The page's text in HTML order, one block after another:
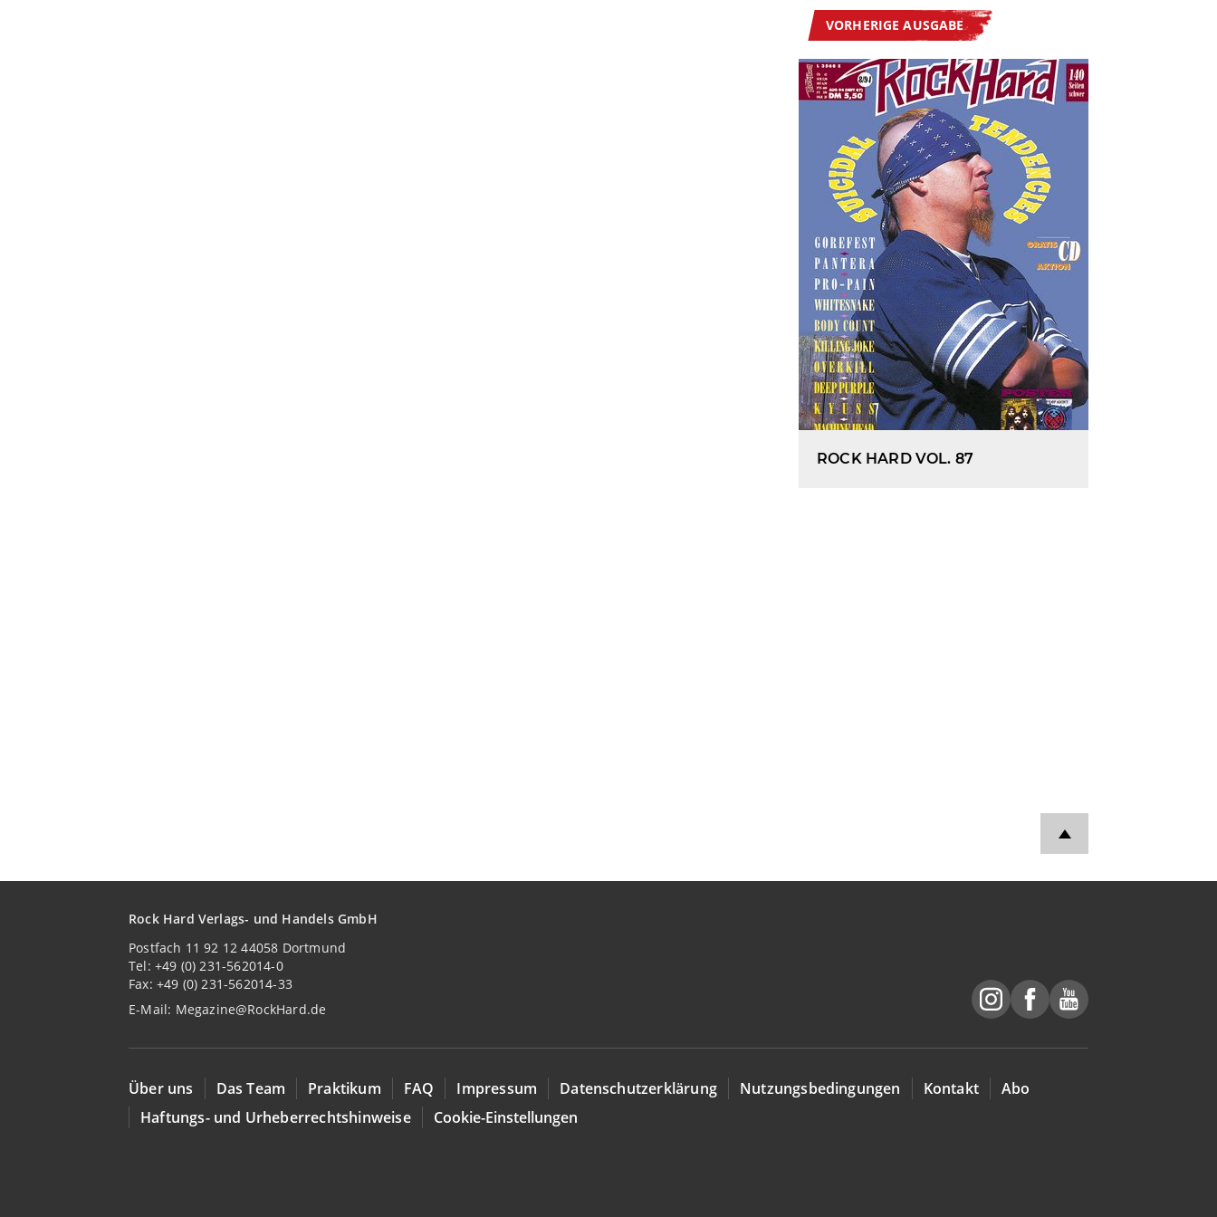
VORHERIGE AUSGABE
ROCK HARD VOL. 87
Rock Hard Verlags- und Handels GmbH
Postfach 11 92 12 44058 Dortmund
Tel: +49 (0) 231-562014-0
Fax: +49 (0) 231-562014-33
E-Mail: Megazine@RockHard.de
Über uns Das Team Praktikum FAQ Impressum Datenschutzerklärung Nutzungsbedingungen Kontakt
Abo
Haftungs- und Urheberrechtshinweise
Cookie-Einstellungen